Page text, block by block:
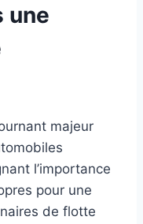
une
majeur
l’importance
pour une
de flotte